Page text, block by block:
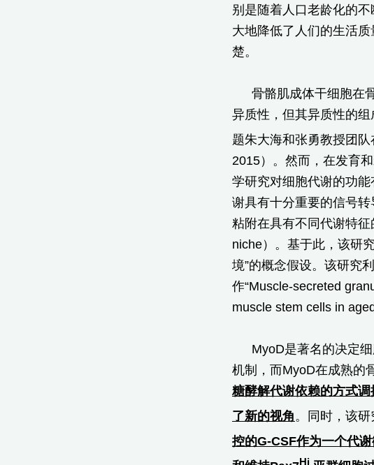
别是随着人口老龄化的
大地降低了人们的生活
楚。
骨骼肌成体干细胞在
异质性，但其异质性的
题朱大海和张勇教授团
2015）。然而，在发育
学研究对细胞代谢的功
谢具有十分重要的信号
粘附在具有不同代谢特
niche）。基于此，该研
境”的概念假设。该研究
作“Muscle-secreted
muscle stem cells in
MyoD是著名的决定
机制，而MyoD在成熟的
糖酵解代谢依赖的方式调
了新的视角 。同时，该
控的G-CSF作为一个代
Hi